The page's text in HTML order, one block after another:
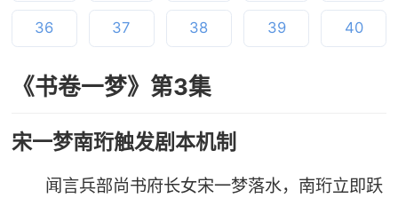
36 37 38 39 40
《书卷一梦》第3集
宋一梦南珩触发剧本机制
闻言兵部尚书府长女宋一梦落水，南珩立即跃